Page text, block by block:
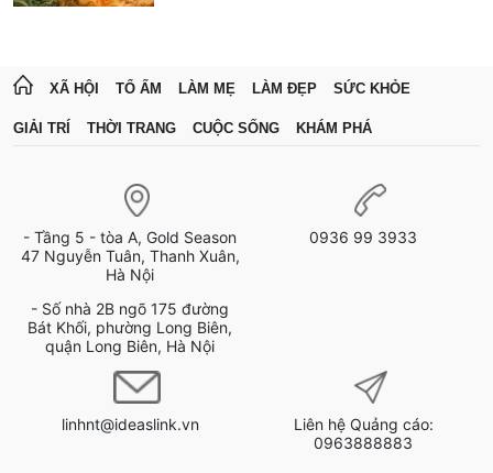
XÃ HỘI TỔ ẤM LÀM MẸ LÀM ĐẸP SỨC KHỎE
GIẢI TRÍ THỜI TRANG CUỘC SỐNG KHÁM PHÁ
- Tầng 5 - tòa A, Gold Season
47 Nguyễn Tuân, Thanh Xuân,
Hà Nội
- Số nhà 2B ngõ 175 đường
Bát Khối, phường Long Biên,
quận Long Biên, Hà Nội
0936 99 3933
linhnt@ideaslink.vn
Liên hệ Quảng cáo:
0963888883